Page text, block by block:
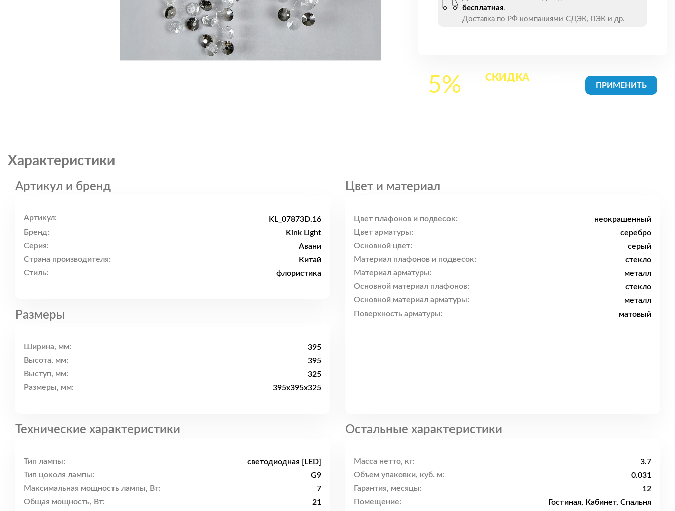
бесплатная.
Доставка по РФ компаниями СДЭК, ПЭК и др.
5% СКИДКА
Характеристики
Артикул и бренд
Артикул:
KL_07873D.16
Бренд:
Kink Light
Серия:
Авани
Страна производителя:
Китай
Стиль:
флористика
Размеры
Ширина, мм:
395
Высота, мм:
395
Выступ, мм:
325
Размеры, мм:
395x395x325
Цвет и материал
Цвет плафонов и подвесок:
неокрашенный
Цвет арматуры:
серебро
Основной цвет:
серый
Материал плафонов и подвесок:
стекло
Материал арматуры:
металл
Основной материал плафонов:
стекло
Основной материал арматуры:
металл
Поверхность арматуры:
матовый
Технические характеристики
Тип лампы:
светодиодная [LED]
Тип цоколя лампы:
G9
Максимальная мощность лампы, Вт:
7
Общая мощность, Вт:
21
Остальные характеристики
Масса нетто, кг:
3.7
Объем упаковки, куб. м:
0.031
Гарантия, месяцы:
12
Помещение:
Гостиная, Кабинет, Спальня